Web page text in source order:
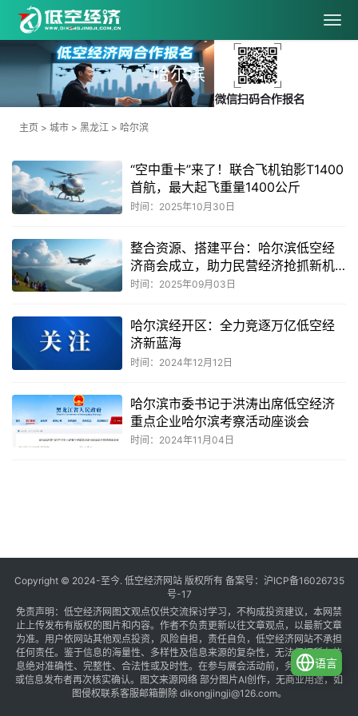
哈尔滨
主页 > 城市 > 黑龙江 > 哈尔滨
“空中重卡”来了！联合飞机铂影T1400
首航，最大起飞重量1400公斤
时间：2025年10月30日
整合资源、搭建平台：哈尔滨低空经
济商会成立，助力民营经济抢抓新机
遇
时间：2025年09月03日
哈尔滨经开区：全力竞逐万亿低空经
济新蓝海
时间：2024年12月12日
哈尔滨市委书记于洪涛出席低空经济
重点企业哈尔滨考察活动座谈会
时间：2024年11月04日
Copyright © 2024-至今. 低空经济网站 版权所有 备案号： 沪ICP备16026735
号-17
免责声明：低空经济网图文观点仅供交流探讨学习，不构成投资建议，本网禁
止上传发布有版权的图片和内容。作者不负责更新以往文章观点，以最新文章
为准。用户依网站其他观点投资，风险自担，责任自负，低空经济网站不承担
任何责任。鉴于信息的海量性、多样性及信息来源的复杂性，无法保证所有信
息绝对准确性、完整性、合法性或及时性。在参与展会活动前，务必与组织方
或信息发布者再次核实确认。图文来源网络 部分图片AI创作，无商业用途，如
图侵权联系客服邮箱删除 dikongjingji@126.com。
语言